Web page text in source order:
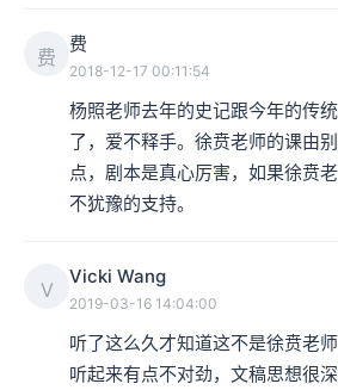
费
费
2018-12-17 00:11:54
杨照老师去年的史记跟今年的传
了，爱不释手。徐贲老师的课由
点，剧本是真心厉害，如果徐贲
不犹豫的支持。
V
Vicki Wang
2019-03-16 14:04:00
听了这么久才知道这不是徐贲老
听起来有点不对劲，文稿思想很